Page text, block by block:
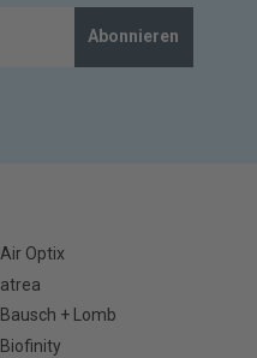
Abonnieren
Air Optix
atrea
Bausch + Lomb
Biofinity